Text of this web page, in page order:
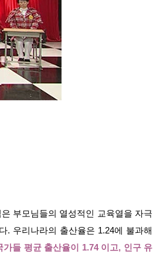
부모님들의 열성적인 교육열을 자극
. 우리나라의 출산율은 1.24에 불과해
가들 평균 출산율이 1.74 이고, 인구 유